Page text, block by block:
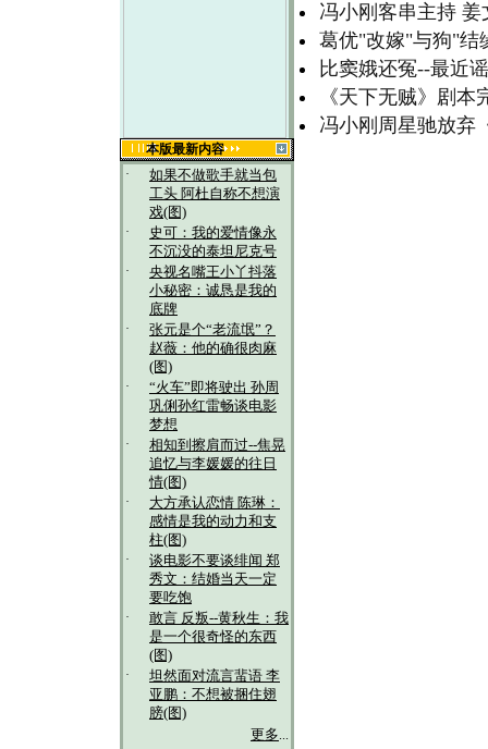
本版最新内容
·
如果不做歌手就当包
工头 阿杜自称不想演
戏(图)
·
史可：我的爱情像永
不沉没的泰坦尼克号
·
央视名嘴王小丫抖落
小秘密：诚恳是我的
底牌
·
张元是个“老流氓”？
赵薇：他的确很肉麻
(图)
·
“火车”即将驶出 孙周
巩俐孙红雷畅谈电影
梦想
·
相知到擦肩而过--焦晃
追忆与李媛媛的往日
情(图)
·
大方承认恋情 陈琳：
感情是我的动力和支
柱(图)
·
谈电影不要谈绯闻 郑
秀文：结婚当天一定
要吃饱
·
敢言 反叛--黄秋生：我
是一个很奇怪的东西
(图)
·
坦然面对流言蜚语 李
亚鹏：不想被捆住翅
膀(图)
更多...
冯小刚客串主持
葛优"改嫁"与狗"结
比窦娥还冤--最近
《天下无贼》剧本
冯小刚周星驰放弃